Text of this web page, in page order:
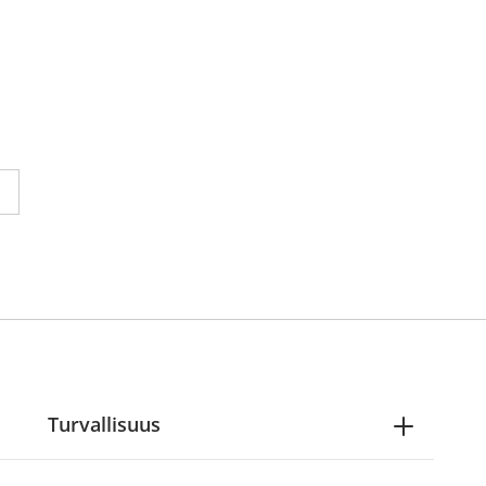
page 1
seuraavalle sivulle
Turvallisuus